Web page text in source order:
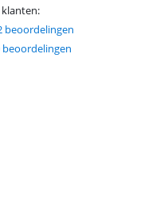
beoordelingen
beoordelingen